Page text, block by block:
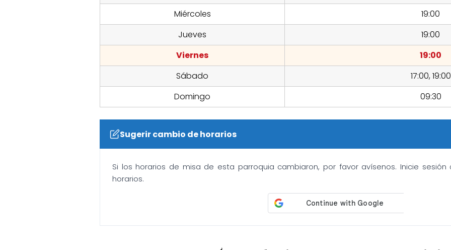
Miércoles
19:00
Jueves
19:00
Viernes
19:00
Sábado
17:00, 19:00
Domingo
09:30
Sugerir cambio de horarios
Si los horarios de misa de esta parroquia cambiaron, por favor avísenos. Inicie
horarios.